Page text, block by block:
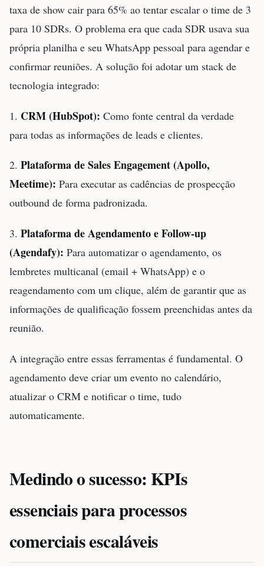
taxa de show cair para 65% ao tentar escalar o time de 3
para 10 SDRs. O problema era que cada SDR usava sua
própria planilha e seu WhatsApp pessoal para agendar e
confirmar reuniões. A solução foi adotar um stack de
tecnologia integrado:
1. CRM (HubSpot): Como fonte central da verdade
para todas as informações de leads e clientes.
2. Plataforma de Sales Engagement (Apollo,
Meetime): Para executar as cadências de prospecção
outbound de forma padronizada.
3. Plataforma de Agendamento e Follow-up
(Agendafy): Para automatizar o agendamento, os
lembretes multicanal (email + WhatsApp) e o
reagendamento com um clique, além de garantir que as
informações de qualificação fossem preenchidas antes da
reunião.
A integração entre essas ferramentas é fundamental. O
agendamento deve criar um evento no calendário,
atualizar o CRM e notificar o time, tudo
automaticamente.
Medindo o sucesso: KPIs
essenciais para processos
comerciais escaláveis